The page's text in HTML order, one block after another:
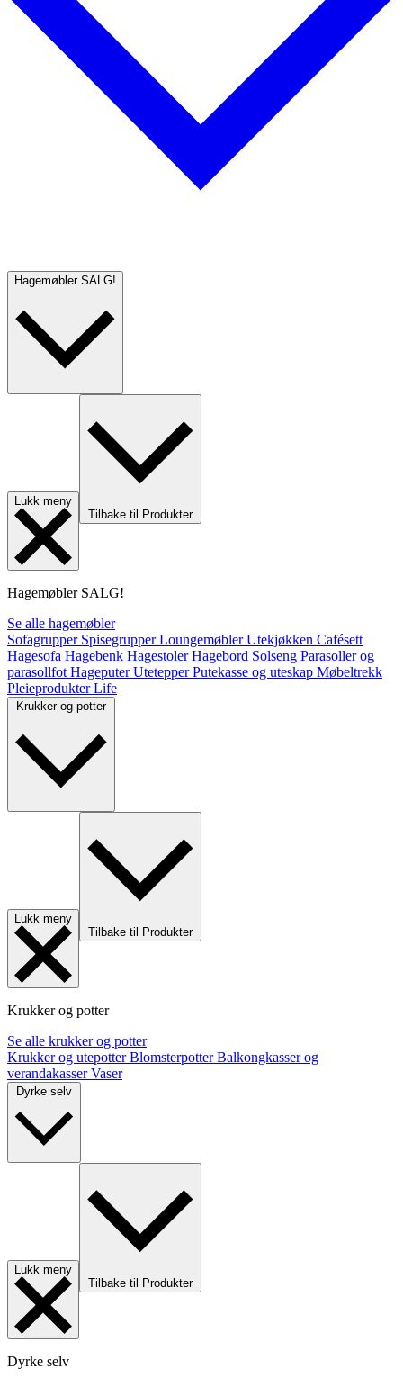
Hagemøbler SALG!
Lukk meny
Tilbake til Produkter
Hagemøbler SALG!
Se alle hagemøbler
Sofagrupper SpisegrupperLoungemøblerUtekjøkken Cafésett
Hagesofa Hagebenk HagestolerHagebord Solseng Parasoller og
parasollfot HageputerUtetepperPutekasse og uteskap Møbeltrekk
PleieprodukterLife
Krukker og potter
Lukk meny
Tilbake til Produkter
Krukker og potter
Se alle krukker og potter
Krukker og utepotterBlomsterpotterBalkongkasser og
verandakasserVaser
Lukk meny
Tilbake til Produkter
Dyrke selv